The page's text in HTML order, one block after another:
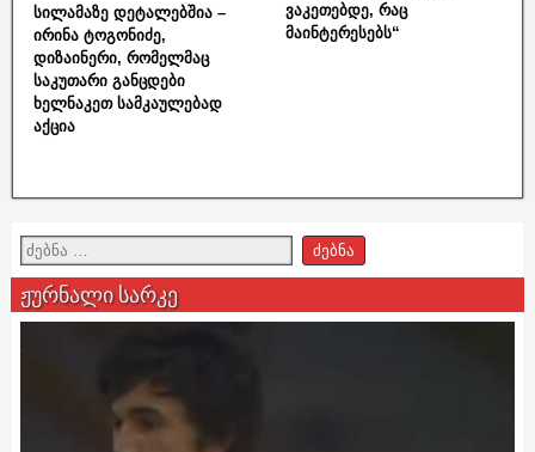
სილამაზე დეტალებშია –
ირინა ტოგონიძე,
დიზაინერი, რომელმაც
საკუთარი განცდები
ხელნაკეთ სამკაულებად
აქცია
ვაკეთებდე, რაც
მაინტერესებს“
ჟურნალი სარკე